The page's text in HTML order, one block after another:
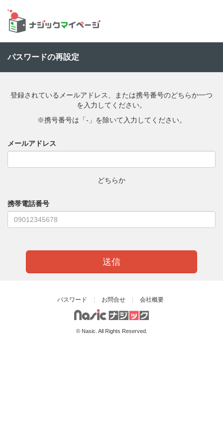
パスワードの再設定
登録されているメールアドレス、または携号番号のどちらか一つ
を入力してください。
※携号番号は「-」を除いて入力してください。
メールアドレス
どちらか
携帯電話番号
送信
パスワード お問合せ 会社概要
© Nasic. All Rights Reserved.